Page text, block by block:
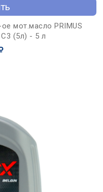
мот.масло PRIMUS
(5л) - 5 л